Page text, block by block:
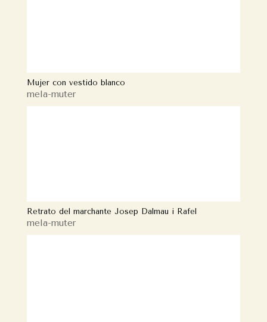
Mujer con vestido blanco
mela-muter
Retrato del marchante Josep Dalmau i Rafel
mela-muter